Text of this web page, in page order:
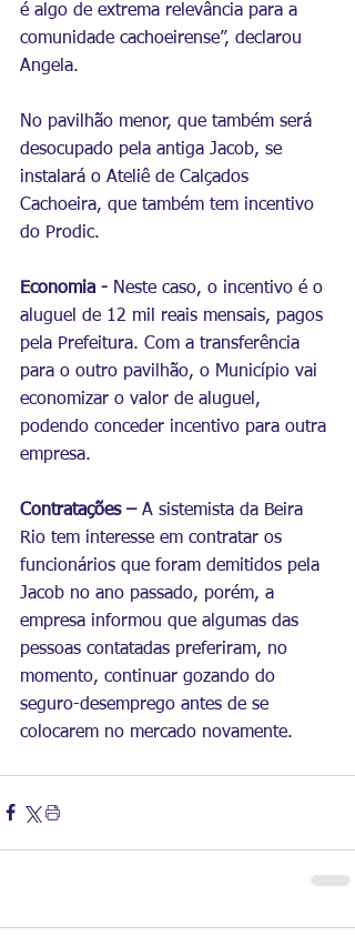
é algo de extrema relevância para a
comunidade cachoeirense”, declarou
Angela.
No pavilhão menor, que também será
desocupado pela antiga Jacob, se
instalará o Ateliê de Calçados
Cachoeira, que também tem incentivo
do Prodic.
Economia - Neste caso, o incentivo é o
aluguel de 12 mil reais mensais, pagos
pela Prefeitura. Com a transferência
para o outro pavilhão, o Município vai
economizar o valor de aluguel,
podendo conceder incentivo para outra
empresa.
Contratações – A sistemista da Beira
Rio tem interesse em contratar os
funcionários que foram demitidos pela
Jacob no ano passado, porém, a
empresa informou que algumas das
pessoas contatadas preferiram, no
momento, continuar gozando do
seguro-desemprego antes de se
colocarem no mercado novamente.